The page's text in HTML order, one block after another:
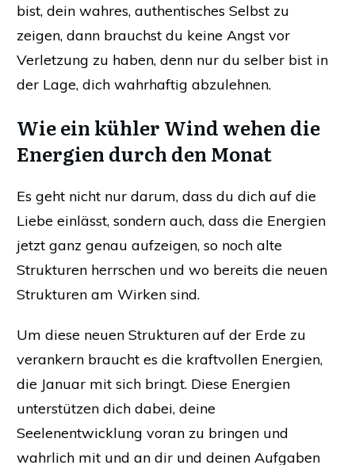
bist, dein wahres, authentisches Selbst zu
zeigen, dann brauchst du keine Angst vor
Verletzung zu haben, denn nur du selber bist in
der Lage, dich wahrhaftig abzulehnen.
Wie ein kühler Wind wehen die
Energien durch den Monat
Es geht nicht nur darum, dass du dich auf die
Liebe einlässt, sondern auch, dass die Energien
jetzt ganz genau aufzeigen, so noch alte
Strukturen herrschen und wo bereits die neuen
Strukturen am Wirken sind.
Um diese neuen Strukturen auf der Erde zu
verankern braucht es die kraftvollen Energien,
die Januar mit sich bringt. Diese Energien
unterstützen dich dabei, deine
Seelenentwicklung voran zu bringen und
wahrlich mit und an dir und deinen Aufgaben